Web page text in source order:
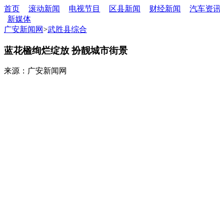
首页 滚动新闻 电视节目 区县新闻 财经新闻
汽车资
新媒体
广安新闻网>武胜县综合
蓝花楹绚烂绽放 扮靓城市街景
来源：广安新闻网